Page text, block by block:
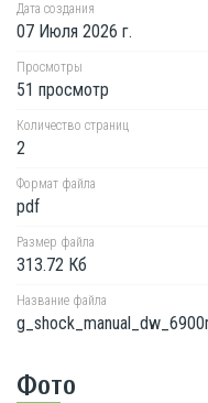
Дата создания
07 Июля 2026 г.
Просмотры
51 просмотр
Количество страниц
2
Формат файла
pdf
Размер файла
313.72 Кб
Название файла
Фото